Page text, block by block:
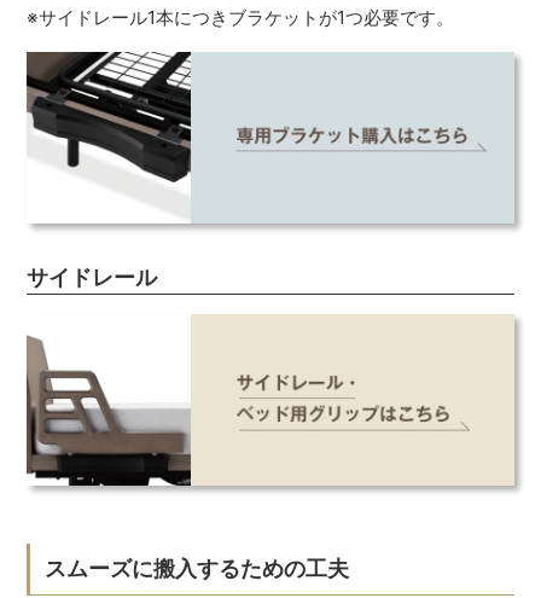
※サイドレール1本につきブラケットが1つ必要です。
サイドレール
スムーズに搬入するための工夫